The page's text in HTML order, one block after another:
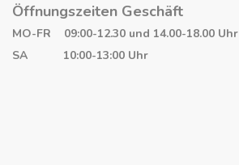
Öffnungszeiten Geschäft
MO-FR 09:00-12.30 und 14.00-18.00 Uhr
SA 10:00-13:00 Uhr